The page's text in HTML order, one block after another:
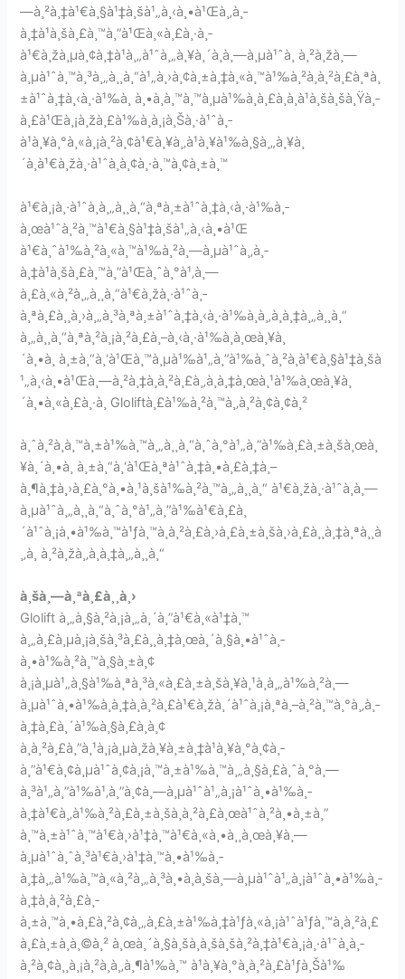
—à¸²à¸‡à¹€à¸§à¹‡à¸šà¹„à¸‹à¸•à¹Œà¸‚à¸­
à¸‡à¹à¸šà¸£à¸™à¸”à¹Œà¸«à¸£à¸·à¸­
à¹€à¸žà¸µà¸¢à¸‡à¹à¸„à¹ˆà¸„à¸¥à¸´à¸à¸—à¸µà¹ˆà¸ à¸²à¸žà¸—
à¸µà¹ˆà¸™à¸³à¸„à¸¸à¸“à¹„à¸›à¸¢à¸±à¸‡à¸«à¸™à¹‰à¸²à¸à¸²à¸£à¸ªà¸
±à¹ˆà¸‡à¸‹à¸·à¹‰à¸­ à¸•à¸­à¸™à¸™à¸µà¹‰à¸à¸£à¸­à¸à¹à¸šà¸šà¸Ÿà¸­
à¸£à¹Œà¸¡à¸žà¸£à¹‰à¸­à¸¡à¸Šà¸·à¹ˆà¸­
à¹à¸¥à¸°à¸«à¸¡à¸²à¸¢à¹€à¸¥à¸‚à¹à¸¥à¹‰à¸§à¸„à¸¥à¸
´à¸à¹€à¸žà¸·à¹ˆà¸­à¸¢à¸·à¸™à¸¢à¸±à¸™
à¹€à¸¡à¸·à¹ˆà¸­à¸„à¸¸à¸“à¸ªà¸±à¹ˆà¸‡à¸‹à¸·à¹‰à¸­
à¸œà¹ˆà¸²à¸™à¹€à¸§à¹‡à¸šà¹„à¸‹à¸•à¹Œ
à¹€à¸ˆà¹‰à¸²à¸«à¸™à¹‰à¸²à¸—à¸µà¹ˆà¸‚à¸­
à¸‡à¹à¸šà¸£à¸™à¸”à¹Œà¸ˆà¸°à¹‚à¸—
à¸£à¸«à¸²à¸„à¸¸à¸“à¹€à¸žà¸·à¹ˆà¸­
à¸ªà¸£à¸¸à¸›à¸„à¸³à¸ªà¸±à¹ˆà¸‡à¸‹à¸·à¹‰à¸­à¸‚à¸­à¸‡à¸„à¸¸à¸“
à¸„à¸¸à¸“à¸ªà¸²à¸¡à¸²à¸£à¸–à¸‹à¸·à¹‰à¸­à¸œà¸¥à¸
´à¸•à¸ à¸±à¸“à¸‘à¹Œà¸™à¸µà¹‰à¹„à¸”à¹‰à¸ˆà¸²à¸à¹€à¸§à¹‡à¸šà
¹„à¸‹à¸•à¹Œà¸—à¸²à¸‡à¸à¸²à¸£à¸‚à¸­à¸‡à¸œà¸¹à¹‰à¸œà¸¥à¸
´à¸•à¸«à¸£à¸·à¸­ Gloliftà¸£à¹‰à¸²à¸™à¸‚à¸²à¸¢à¸¢à¸²
à¸ˆà¸²à¸à¸™à¸±à¹‰à¸™à¸„à¸¸à¸“à¸ˆà¸°à¹„à¸”à¹‰à¸£à¸±à¸šà¸œà¸
¥à¸´à¸•à¸ à¸±à¸“à¸‘à¹Œà¸ªà¹ˆà¸‡à¸•à¸£à¸‡à¸–
à¸¶à¸‡à¸›à¸£à¸°à¸•à¸¹à¸šà¹‰à¸²à¸™à¸„à¸¸à¸“ à¹€à¸žà¸·à¹ˆà¸­à¸—
à¸µà¹ˆà¸„à¸¸à¸“à¸ˆà¸°à¹„à¸”à¹‰à¹€à¸£à¸
´à¹ˆà¸¡à¸•à¹‰à¸™à¹ƒà¸™à¸à¸²à¸£à¸›à¸£à¸±à¸šà¸›à¸£à¸¸à¸‡à¸ªà¸¸à
¸‚à¸ à¸²à¸žà¸‚à¸­à¸‡à¸„à¸¸à¸“
à¸šà¸—à¸ªà¸£à¸¸à¸›
Glolift à¸„à¸§à¸²à¸¡à¸„à¸´à¸”à¹€à¸«à¹‡à¸™
à¸„à¸£à¸µà¸¡à¸šà¸³à¸£à¸¸à¸‡à¸œà¸´à¸§à¸•à¹ˆà¸­
à¸•à¹‰à¸²à¸™à¸§à¸±à¸¢
à¸¡à¸µà¹„à¸§à¹‰à¸ªà¸³à¸«à¸£à¸±à¸šà¸¥à¸¹à¸à¸„à¹‰à¸²à¸—
à¸µà¹ˆà¸•à¹‰à¸­à¸‡à¸à¸²à¸£à¹€à¸žà¸´à¹ˆà¸¡à¸ªà¸–à¸²à¸™à¸°à¸‚à¸­
à¸‡à¸£à¸´à¹‰à¸§à¸£à¸­à¸¢
à¸à¸²à¸£à¸”à¸¹à¸¡à¸µà¸žà¸¥à¸±à¸‡à¹à¸¥à¸°à¸¢à¸­
à¸”à¹€à¸¢à¸µà¹ˆà¸¢à¸¡à¸™à¸±à¹‰à¸™à¸„à¸§à¸£à¸ˆà¸°à¸—
à¸³à¹„à¸”à¹‰à¹‚à¸”à¸¢à¸—à¸µà¹ˆà¹„à¸¡à¹ˆà¸•à¹‰à¸­
à¸‡à¹€à¸‚à¹‰à¸²à¸£à¸±à¸šà¸à¸²à¸£à¸œà¹ˆà¸²à¸•à¸±à¸”
à¸™à¸±à¹ˆà¸™à¹€à¸›à¹‡à¸™à¹€à¸«à¸•à¸¸à¸œà¸¥à¸—
à¸µà¹ˆà¸ˆà¸³à¹€à¸›à¹‡à¸™à¸•à¹‰à¸­
à¸‡à¸„à¹‰à¸™à¸«à¸²à¸„à¸³à¸•à¸­à¸šà¸—à¸µà¹ˆà¹„à¸¡à¹ˆà¸•à¹‰à¸­
à¸‡à¸à¸²à¸£à¸­
à¸±à¸™à¸•à¸£à¸²à¸¢à¸„à¸£à¸±à¹‰à¸‡à¹ƒà¸«à¸¡à¹ˆà¹ƒà¸™à¸à¸²à¸£
à¸£à¸±à¸à¸©à¸² à¸œà¸´à¸§à¸šà¸­à¸šà¸šà¸²à¸‡à¹€à¸¡à¸·à¹ˆà¸­à¸­
à¸²à¸¢à¸¸à¸¡à¸²à¸à¸‚à¸¶à¹‰à¸™ à¹à¸¥à¸°à¸à¸²à¸£à¹ƒà¸Šà¹‰